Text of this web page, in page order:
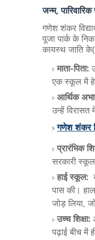
​जन्म,
​गणेश शंकर
पूजा पार्क के
कायस्थ जाति
माता-पिता:
एक स्कूल में
आर्थिक
उन्हें विरासत
गणेश शंकर
प्रारंभिक
सरकारी
हाई स्कूल:
पास की।
जोड़ लिया,
उच्च शिक्षा:
पढ़ाई बीच में